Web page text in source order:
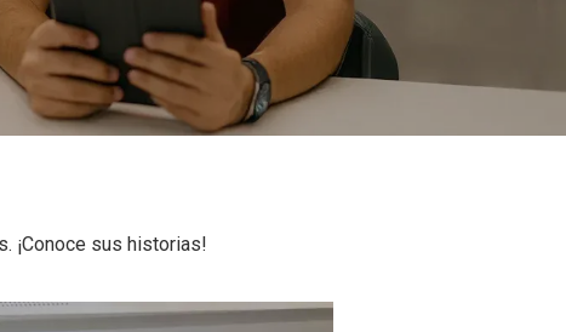
¡Conoce sus historias!